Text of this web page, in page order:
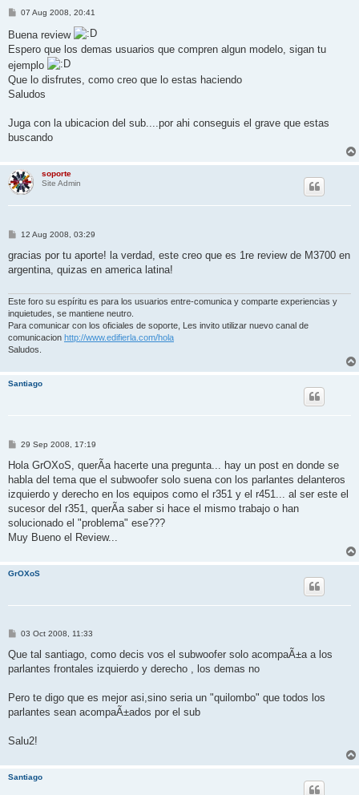
P
t
07 Aug 2008, 20:41
Buena review
Espero que los demas usuarios que compren algun modelo, sigan tu
ejemplo
Que lo disfrutes, como creo que lo estas haciendo
Saludos
Juga con la ubicacion del sub....por ahi conseguis el grave que estas
buscando
soporte
Site Admin
P
s
12 Aug 2008, 03:29
gracias por tu aporte! la verdad, este creo que es 1re review de M3700 en
argentina, quizas en america latina!
Este foro su espíritu es para los usuarios entre-comunica y comparte experiencias y
inquietudes, se mantiene neutro.
Para comunicar con los oficiales de soporte, Les invito utilizar nuevo canal de
comunicacion http://www.edifierla.com/hola
Saludos.
Santiago
P
s
29 Sep 2008, 17:19
Hola GrOXoS, querÃ­a hacerte una pregunta... hay un post en donde se
habla del tema que el subwoofer solo suena con los parlantes delanteros
izquierdo y derecho en los equipos como el r351 y el r451... al ser este el
sucesor del r351, querÃ­a saber si hace el mismo trabajo o han
solucionado el "problema" ese???
Muy Bueno el Review...
GrOXoS
P
s
03 Oct 2008, 11:33
Que tal santiago, como decis vos el subwoofer solo acompaÃ±a a los
parlantes frontales izquierdo y derecho , los demas no
Pero te digo que es mejor asi,sino seria un "quilombo" que todos los
parlantes sean acompaÃ±ados por el sub
Salu2!
Santiago